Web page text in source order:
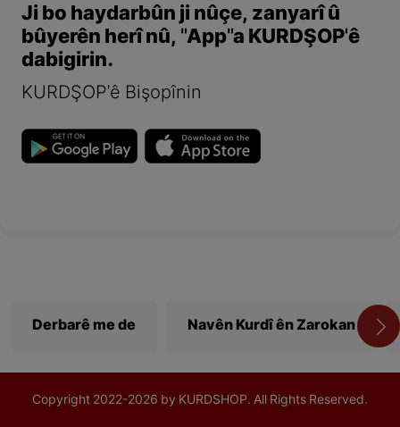
Ji bo haydarbûn ji nûçe, zanyarî û
bûyerên herî nû, "App"a KURDŞOP'ê
dabigirin.
KURDŞOP'ê Bişopînin
Derbarê me de Navên Kurdî ên Zarokan
Copyright 2022-2026 by KURDSHOP. All Rights Reserved.